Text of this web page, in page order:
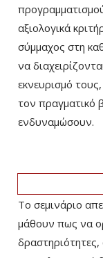
αξιολογικά
σύμμαχος στη
να
εκνευρισμό
τον πραγματικό
ενδυναμώσουν.
Το σεμινάριο
μάθουν πως να